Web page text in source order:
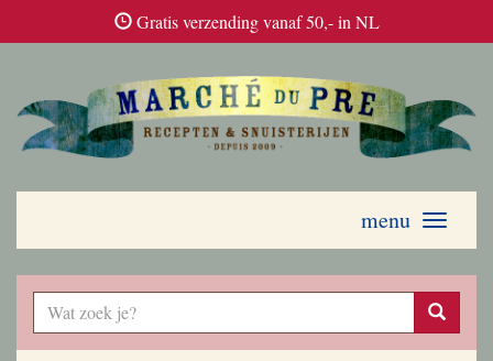
Gratis verzending vanaf 50,- in NL
Toggle
menu